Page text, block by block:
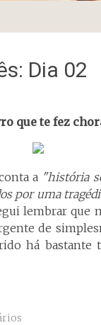
Dia 02
que te fez
a "história
por uma
lembrar que
de
há bastante